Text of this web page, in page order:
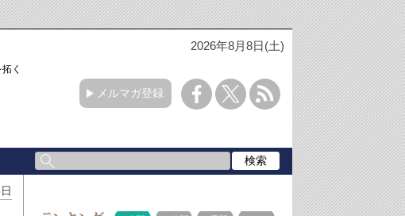
2026年8月8日(土)
く「3
メルマガ登録